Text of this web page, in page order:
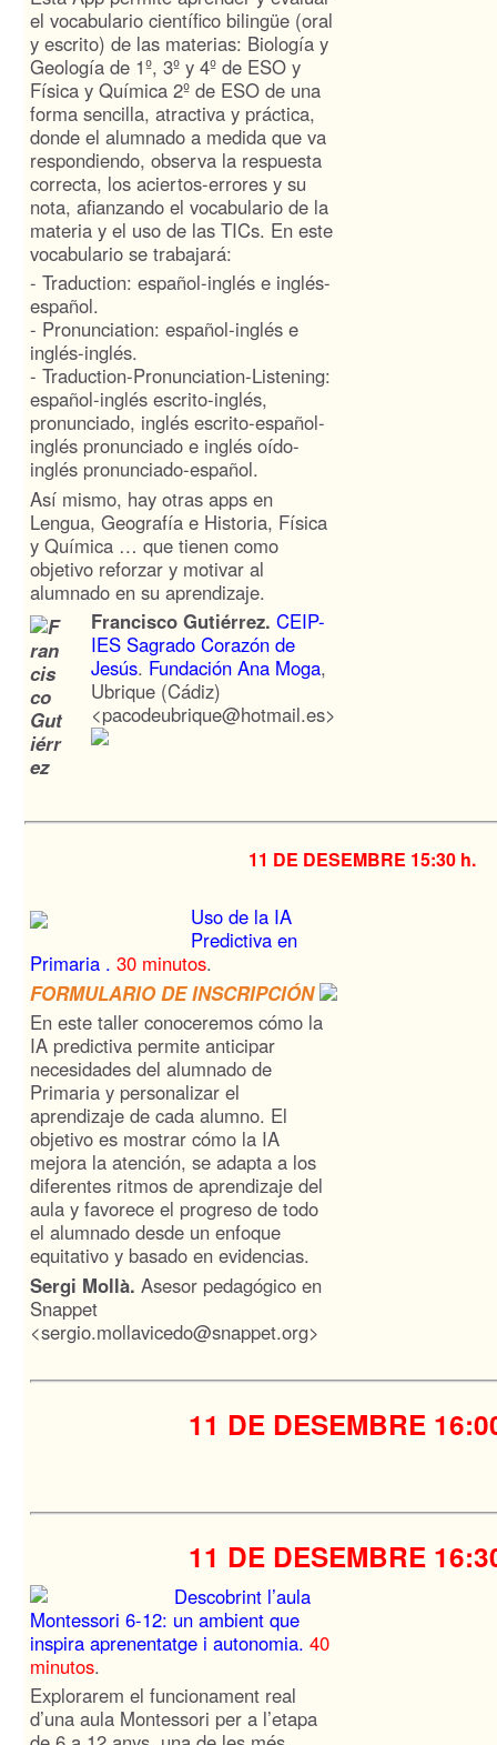
el vocabulario científico bilingüe (oral
y escrito) de las materias: Biología y
Geología de 1º, 3º y 4º de ESO y
Física y Química 2º de ESO de una
forma sencilla, atractiva y práctica,
donde el alumnado a medida que va
respondiendo, observa la respuesta
correcta, los aciertos-errores y su
nota, afianzando el vocabulario de la
materia y el uso de las TICs. En este
vocabulario se trabajará:
- Traduction: español-inglés e inglés-
español.
- Pronunciation: español-inglés e
inglés-inglés.
- Traduction-Pronunciation-Listening:
español-inglés escrito-inglés,
pronunciado, inglés escrito-español-
inglés pronunciado e inglés oído-
inglés pronunciado-español.
Así mismo, hay otras apps en
Lengua, Geografía e Historia, Física
y Química … que tienen como
objetivo reforzar y motivar al
alumnado en su aprendizaje.
Francisco Gutiérrez. CEIP-
IES Sagrado Corazón de
Jesús. Fundación Ana Moga,
Ubrique (Cádiz)
<pacodeubrique@hotmail.es>
11 DE DESEMBRE 15:30 h.
Uso de la IA
Predictiva en
Primaria . 30 minutos.
FORMULARIO DE INSCRIPCIÓN
En este taller conoceremos cómo la
IA predictiva permite anticipar
necesidades del alumnado de
Primaria y personalizar el
aprendizaje de cada alumno. El
objetivo es mostrar cómo la IA
mejora la atención, se adapta a los
diferentes ritmos de aprendizaje del
aula y favorece el progreso de todo
el alumnado desde un enfoque
equitativo y basado en evidencias.
Sergi Mollà. Asesor pedagógico en
Snappet
<sergio.mollavicedo@snappet.org>
11 DE DESEMBRE
11 DE DESEMBRE
Descobrint l’aula
Montessori 6-12: un ambient que
inspira aprenentatge i autonomia. 40
minutos.
Explorarem el funcionament real
d’una aula Montessori per a l’etapa